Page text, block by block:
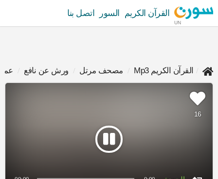
UN
القرآن الكريم السور اتصل بنا
القرآن الكريم Mp3 مصحف مرتل ورش عن نافع
16